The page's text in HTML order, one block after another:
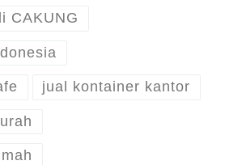
CAKUNG
jual kontainer kantor